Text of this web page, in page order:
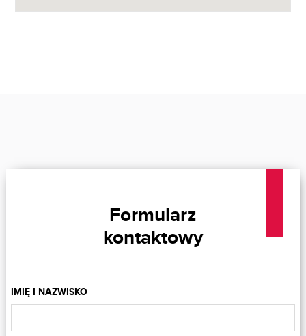
Formularz
kontaktowy
IMIĘ I NAZWISKO